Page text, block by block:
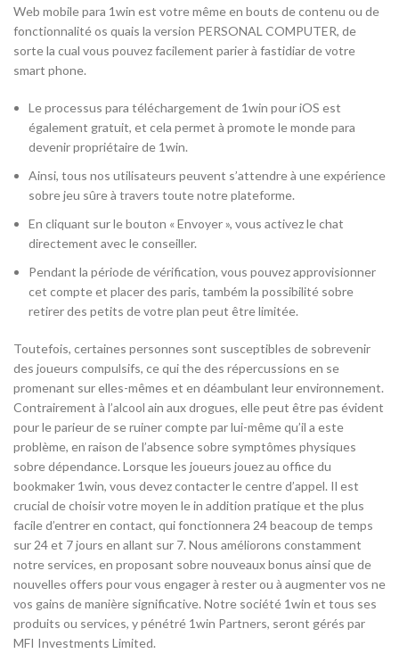
Web mobile para 1win est votre même en bouts de contenu ou de
fonctionnalité os quais la version PERSONAL COMPUTER, de
sorte la cual vous pouvez facilement parier à fastidiar de votre
smart phone.
Le processus para téléchargement de 1win pour iOS est
également gratuit, et cela permet à promote le monde para
devenir propriétaire de 1win.
Ainsi, tous nos utilisateurs peuvent s’attendre à une expérience
sobre jeu sûre à travers toute notre plateforme.
En cliquant sur le bouton « Envoyer », vous activez le chat
directement avec le conseiller.
Pendant la période de vérification, vous pouvez approvisionner
cet compte et placer des paris, também la possibilité sobre
retirer des petits de votre plan peut être limitée.
Toutefois, certaines personnes sont susceptibles de sobrevenir
des joueurs compulsifs, ce qui the des répercussions en se
promenant sur elles-mêmes et en déambulant leur environnement.
Contrairement à l’alcool ain aux drogues, elle peut être pas évident
pour le parieur de se ruiner compte par lui-même qu’il a este
problème, en raison de l’absence sobre symptômes physiques
sobre dépendance. Lorsque les joueurs jouez au office du
bookmaker 1win, vous devez contacter le centre d’appel. Il est
crucial de choisir votre moyen le in addition pratique et the plus
facile d’entrer en contact, qui fonctionnera 24 beacoup de temps
sur 24 et 7 jours en allant sur 7. Nous améliorons constamment
notre services, en proposant sobre nouveaux bonus ainsi que de
nouvelles offers pour vous engager à rester ou à augmenter vos ne
vos gains de manière significative. Notre société 1win et tous ses
produits ou services, y pénétré 1win Partners, seront gérés par
MFI Investments Limited.